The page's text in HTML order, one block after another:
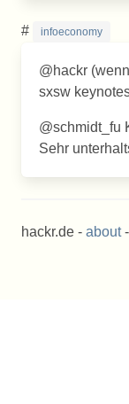
# infoeconomy
@hackr
sxsw
@schmidt_fu
Sehr
hackr.de - about-